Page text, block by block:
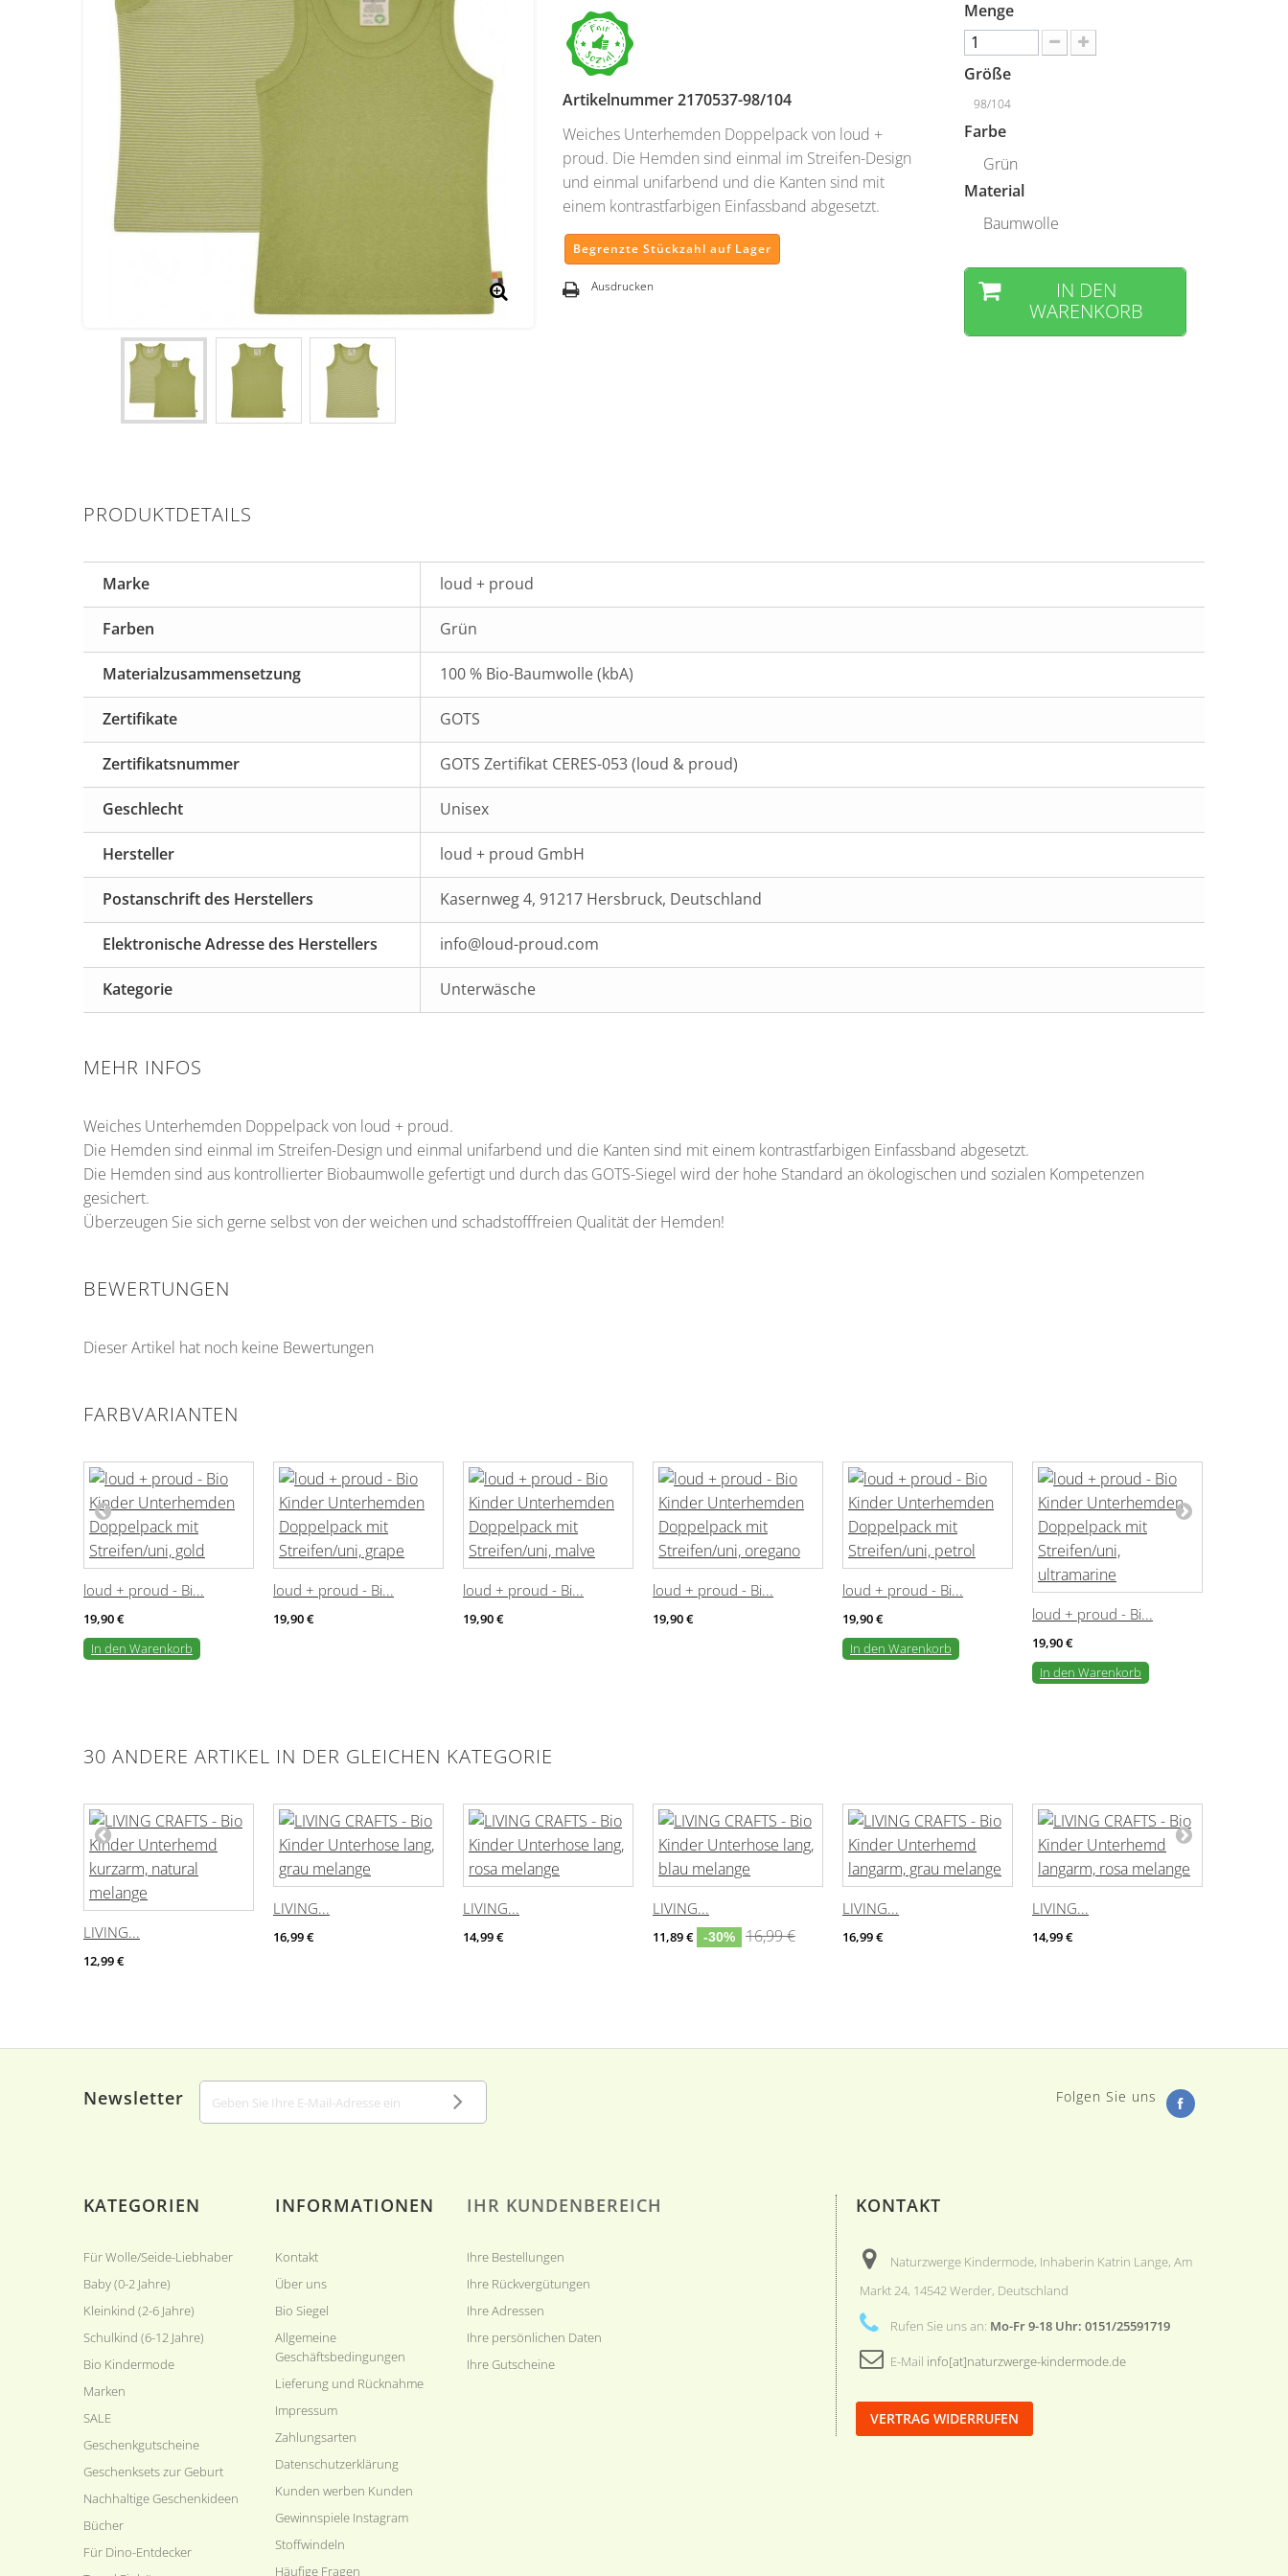
Artikelnummer2170537-98/104
Weiches Unterhemden Doppelpack von loud +
proud. Die Hemden sind einmal im Streifen-Design
und einmal unifarbend und die Kanten sind mit
einem kontrastfarbigen Einfassband abgesetzt.
Begrenzte Stückzahl auf Lager
Ausdrucken
Menge
Größe
98/104
Farbe
Grün
Material
Baumwolle
IN DEN
WARENKORB
PRODUKTDETAILS
Marke loud + proud
Farben Grün
Materialzusammensetzung 100 % Bio-Baumwolle (kbA)
Zertifikate GOTS
Zertifikatsnummer GOTS Zertifikat CERES-053 (loud & proud)
Geschlecht Unisex
Hersteller loud + proud GmbH
Postanschrift des Herstellers Kasernweg 4, 91217 Hersbruck, Deutschland
Elektronische Adresse des Herstellers info@loud-proud.com
Kategorie Unterwäsche
MEHR INFOS
Weiches Unterhemden Doppelpack von loud + proud.
Die Hemden sind einmal im Streifen-Design und einmal unifarbend und die Kanten sind mit einem kontrastfarbigen Einfassband abgesetzt.
Die Hemden sind aus kontrollierter Biobaumwolle gefertigt und durch das GOTS-Siegel wird der hohe Standard an ökologischen und sozialen Kompetenzen
gesichert.
Überzeugen Sie sich gerne selbst von der weichen und schadstofffreien Qualität der Hemden!
BEWERTUNGEN
Dieser Artikel hat noch keine Bewertungen
FARBVARIANTEN
loud + proud - Bi...
19,90 €
In den Warenkorb
loud + proud - Bi...
19,90 €
loud + proud - Bi...
19,90 €
loud + proud - Bi...
19,90 €
loud + proud - Bi...
19,90 €
In den Warenkorb
loud + proud - Bi...
19,90 €
In den Warenkorb
30 ANDERE ARTIKEL IN DER GLEICHEN KATEGORIE
LIVING...
12,99 €
LIVING...
16,99 €
LIVING...
14,99 €
LIVING...
11,89 € -30% 16,99 €
LIVING...
16,99 €
LIVING...
14,99 €
Newsletter Folgen Sie uns
KATEGORIEN
Für Wolle/Seide-Liebhaber
Baby (0-2 Jahre)
Kleinkind (2-6 Jahre)
Schulkind (6-12 Jahre)
Bio Kindermode
Marken
SALE
Geschenkgutscheine
Geschenksets zur Geburt
Nachhaltige Geschenkideen
Bücher
Für Dino-Entdecker
INFORMATIONEN
Kontakt
Über uns
Bio Siegel
Allgemeine
Geschäftsbedingungen
Lieferung und Rücknahme
Impressum
Zahlungsarten
Datenschutzerklärung
Kunden werben Kunden
Gewinnspiele Instagram
Stoffwindeln
Häufige Fragen
IHR KUNDENBEREICH
Ihre Bestellungen
Ihre Rückvergütungen
Ihre Adressen
Ihre persönlichen Daten
Ihre Gutscheine
KONTAKT
Naturzwerge Kindermode, Inhaberin Katrin Lange, Am
Markt 24, 14542 Werder, Deutschland
Rufen Sie uns an: Mo-Fr 9-18 Uhr: 0151/25591719
E-Mail info[at]naturzwerge-kindermode.de
VERTRAG WIDERRUFEN